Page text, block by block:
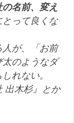
の名前、変え
とって良くな
が、「お前
のようなダ
れない。
出木杉』とか